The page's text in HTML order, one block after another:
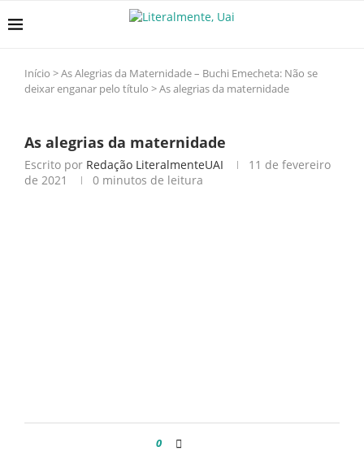
Início >As Alegrias da Maternidade – Buchi Emecheta: Não se
deixar enganar pelo título >As alegrias da maternidade
As alegrias da maternidade
Escrito por Redação LiteralmenteUAI
11 de fevereiro
de 2021
0 minutos de leitura
0